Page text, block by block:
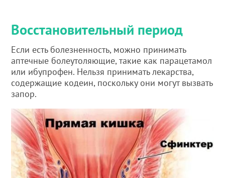
Восстановительный период
Если есть болезненность, можно принимать
аптечные болеутоляющие, такие как парацетамол
или ибупрофен. Нельзя принимать лекарства,
содержащие кодеин, поскольку они могут вызвать
запор.